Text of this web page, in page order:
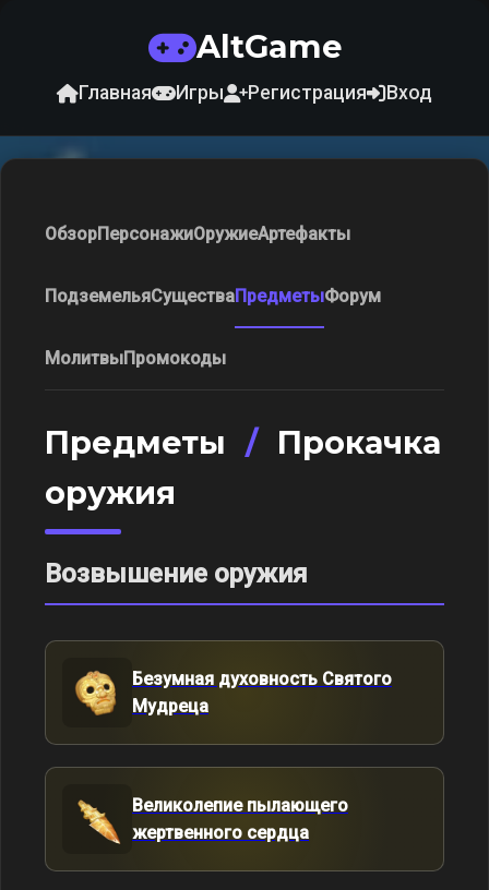
AltGame
Главная Игры Регистрация Вход
ОбзорПерсонажиОружиеАртефакты
ПодземельяСуществаПредметыФорум
МолитвыПромокоды
Предметы / Прокачка
оружия
Возвышение оружия
Безумная духовность Святого
Мудреца
Великолепие пылающего
жертвенного сердца